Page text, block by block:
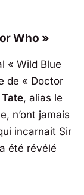
Who »
« Wild Blue
de « Doctor
, alias le
n’ont jamais
incarnait Sir
été révélé